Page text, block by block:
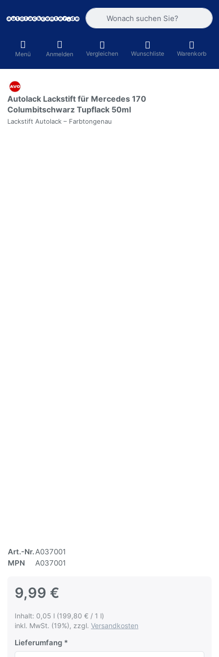
Geben Sie einen Suchbegriff ein.
Menü Anmelden Vergleichen Wunschliste Warenkorb
Autolack Lackstift für Mercedes 170
Columbitschwarz Tupflack 50ml
Lackstift Autolack – Farbtongenau
Art.-Nr.A037001
MPN
A037001
9,99 €
Inhalt: 0,05 l (199,80 € / 1 l)
inkl. MwSt. (19%), zzgl. Versandkosten
Lieferumfang